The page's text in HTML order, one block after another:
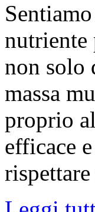
nutriente
non solo
massa
proprio
efficace